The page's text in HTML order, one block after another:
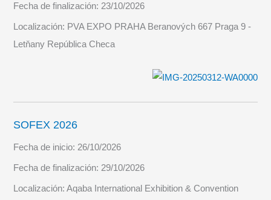
Fecha de finalización: 23/10/2026
Localización: PVA EXPO PRAHA Beranových 667 Praga 9 -
Letňany República Checa
SOFEX 2026
Fecha de inicio: 26/10/2026
Fecha de finalización: 29/10/2026
Localización:Aqaba International Exhibition & Convention